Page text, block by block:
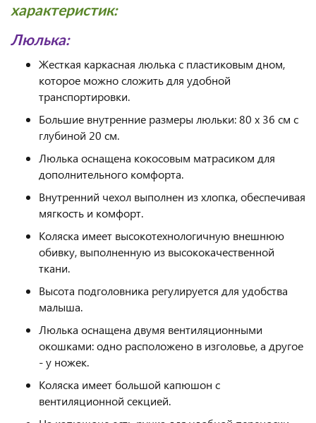
характеристик:
Люлька:
Жесткая каркасная люлька с пластиковым дном,
которое можно сложить для удобной
транспортировки.
Большие внутренние размеры люльки: 80 х 36 см с
глубиной 20 см.
Люлька оснащена кокосовым матрасиком для
дополнительного комфорта.
Внутренний чехол выполнен из хлопка, обеспечивая
мягкость и комфорт.
Коляска имеет высокотехнологичную внешнюю
обивку, выполненную из высококачественной
ткани.
Высота подголовника регулируется для удобства
малыша.
Люлька оснащена двумя вентиляционными
окошками: одно расположено в изголовье, а другое
- у ножек.
Коляска имеет большой капюшон с
вентиляционной секцией.